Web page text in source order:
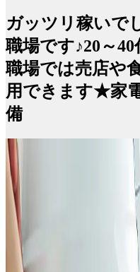
ガッツリ稼いで
職場です♪20～
職場では売店や
用できます★家
備